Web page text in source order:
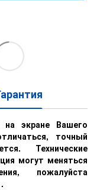
на экране Вашего
точный
Технические
могут меняться
пожалуйста